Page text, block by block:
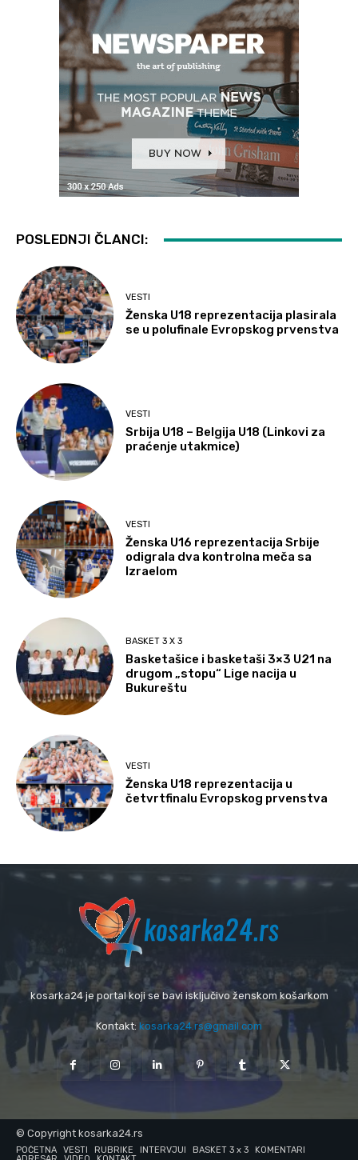
POSLEDNJI ČLANCI:
VESTI
Ženska U18 reprezentacija plasirala
se u polufinale Evropskog prvenstva
VESTI
Srbija U18 – Belgija U18 (Linkovi za
praćenje utakmice)
VESTI
Ženska U16 reprezentacija Srbije
odigrala dva kontrolna meča sa
Izraelom
BASKET 3 X 3
Basketašice i basketaši 3×3 U21 na
drugom „stopu“ Lige nacija u
Bukureštu
VESTI
Ženska U18 reprezentacija u
četvrtfinalu Evropskog prvenstva
kosarka24 je portal koji se bavi isključivo ženskom košarkom
Kontakt: kosarka24.rs@gmail.com
© Copyright kosarka24.rs
POČETNA VESTI RUBRIKE INTERVJUI BASKET 3 x 3
KOMENTARI